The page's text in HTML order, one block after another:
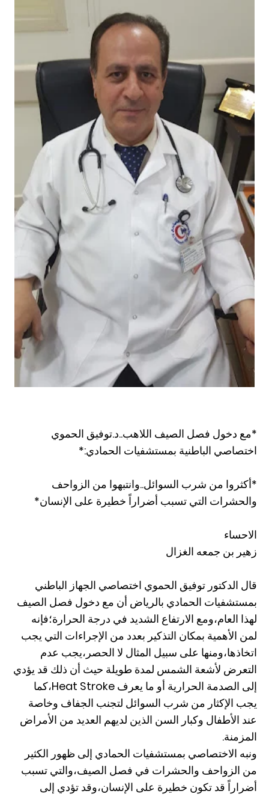
*مع دخول فصل الصيف اللاهب..د.توفيق الحموي
اختصاصي الباطنية بمستشفيات الحمادي:*
*أكثروا من شرب السوائل..وانتبهوا من الزواحف
والحشرات التي تسبب أضراراً خطيرة على الإنسان*
الاحساء
زهير بن جمعه الغزال
قال الدكتور توفيق الحموي اختصاصي الجهاز الباطني
بمستشفيات الحمادي بالرياض أن مع دخول فصل الصيف
لهذا العام،ومع الارتفاع الشديد في درجة الحرارة؛فإنه
لمن الأهمية بمكان التذكير بعدد من الإجراءات التي يجب
اتخاذها،ومنها على سبيل المثال لا الحصر،يجب عدم
التعرض لأشعة الشمس لمدة طويلة حيث أن ذلك قد يؤدي
إلى الصدمة الحرارية أو ما يعرف Heat Stroke،كما
يجب الإكثار من شرب السوائل لتجنب الجفاف وخاصة
عند الأطفال وكبار السن الذين لديهم العديد من الأمراض
المزمنة.
ونبه الاختصاصي بمستشفيات الحمادي إلى ظهور الكثير
من الزواحف والحشرات في فصل الصيف،والتي تسبب
أضراراً قد تكون خطيرة على الإنسان،وقد تؤدي إلى